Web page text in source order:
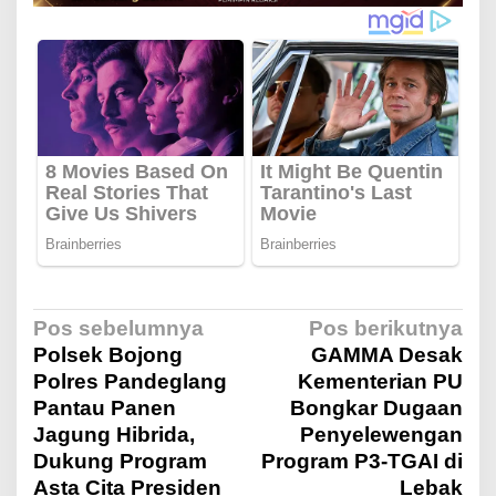
N
a
v
Pos sebelumnya
Polsek Bojong
Polres Pandeglang
Pantau Panen
Jagung Hibrida,
Dukung Program
Asta Cita Presiden
Pos berikutnya
GAMMA Desak
Kementerian PU
Bongkar Dugaan
Penyelewengan
Program P3-TGAI di
Lebak